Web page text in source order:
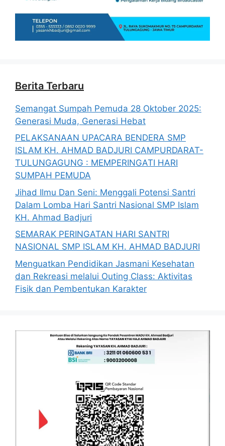
Berita Terbaru
Semangat Sumpah Pemuda 28 Oktober 2025:
Generasi Muda, Generasi Hebat
PELAKSANAAN UPACARA BENDERA SMP
ISLAM KH. AHMAD BADJURI CAMPURDARAT-
TULUNGAGUNG : MEMPERINGATI HARI
SUMPAH PEMUDA
Jihad Ilmu Dan Seni: Menggali Potensi Santri
Dalam Lomba Hari Santri Nasional SMP Islam
KH. Ahmad Badjuri
SEMARAK PERINGATAN HARI SANTRI
NASIONAL SMP ISLAM KH. AHMAD BADJURI
Menguatkan Pendidikan Jasmani Kesehatan
dan Rekreasi melalui Outing Class: Aktivitas
Fisik dan Pembentukan Karakter